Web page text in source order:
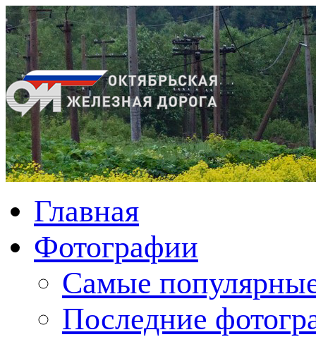
Главная
Фотографии
Cамые
Последние